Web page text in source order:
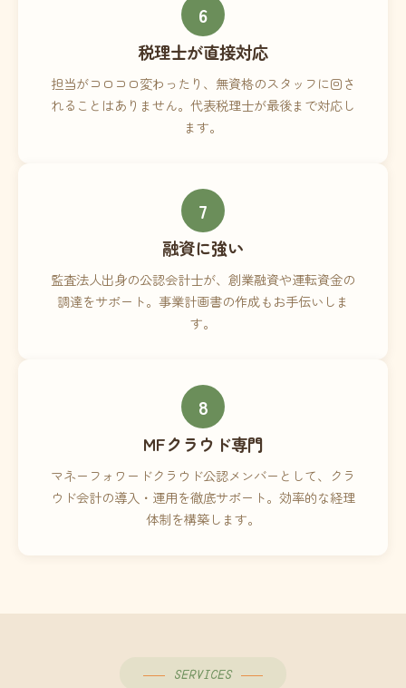
6
税理士が直接対応
担当がコロコロ変わったり、無資格のスタッフに回さ
れることはありません。代表税理士が最後まで対応し
ます。
7
融資に強い
監査法人出身の公認会計士が、創業融資や運転資金の
調達をサポート。事業計画書の作成もお手伝いしま
す。
8
MFクラウド専門
マネーフォワードクラウド公認メンバーとして、クラ
ウド会計の導入・運用を徹底サポート。効率的な経理
体制を構築します。
SERVICES